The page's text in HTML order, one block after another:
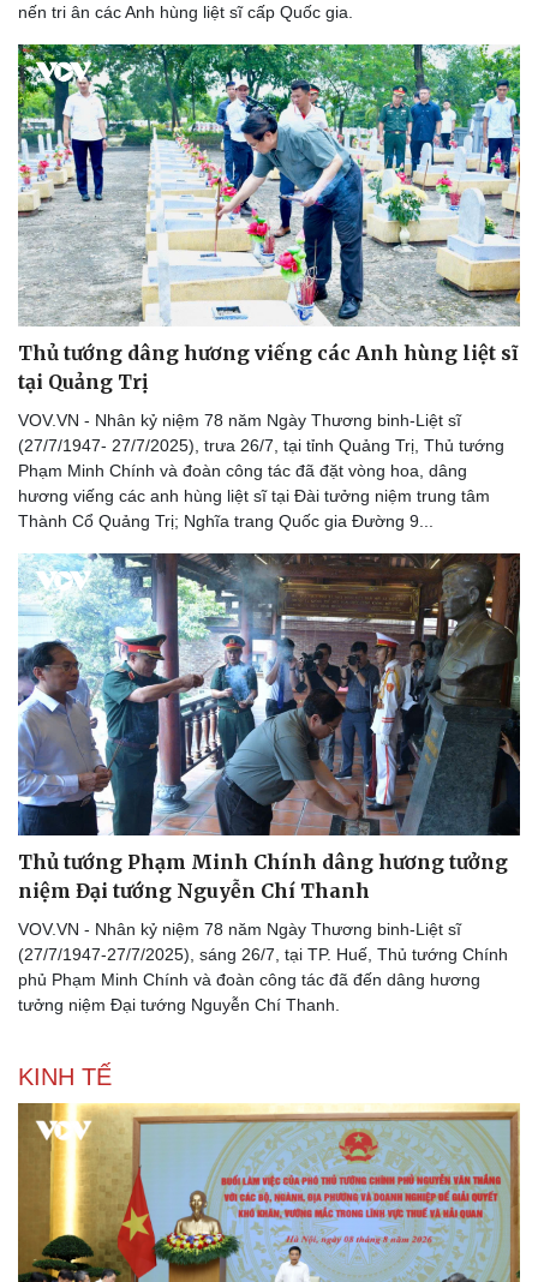
Thể thao
Bóng đá
Lịch thi đấu bóng đá
Thế giới thể thao
eSports
Hậu trường
Ô tô - Xe máy
Ô tô
Xe máy
Tư vấn
nến tri ân các Anh hùng liệt sĩ cấp Quốc gia.
Thủ tướng dâng hương viếng các Anh hùng liệt sĩ
tại Quảng Trị
VOV.VN - Nhân kỷ niệm 78 năm Ngày Thương binh-Liệt sĩ
(27/7/1947- 27/7/2025), trưa 26/7, tại tỉnh Quảng Trị, Thủ tướng
Phạm Minh Chính và đoàn công tác đã đặt vòng hoa, dâng
hương viếng các anh hùng liệt sĩ tại Đài tưởng niệm trung tâm
Thành Cổ Quảng Trị; Nghĩa trang Quốc gia Đường 9...
Thủ tướng Phạm Minh Chính dâng hương tưởng
niệm Đại tướng Nguyễn Chí Thanh
VOV.VN - Nhân kỷ niệm 78 năm Ngày Thương binh-Liệt sĩ
(27/7/1947-27/7/2025), sáng 26/7, tại TP. Huế, Thủ tướng Chính
phủ Phạm Minh Chính và đoàn công tác đã đến dâng hương
tưởng niệm Đại tướng Nguyễn Chí Thanh.
KINH TẾ